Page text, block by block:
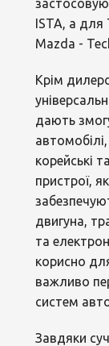
ISTA, а для
Mazda -
Крім
дають
корейські
пристрої,
двигуна,
та
корисно
важливо
систем
Завдяки